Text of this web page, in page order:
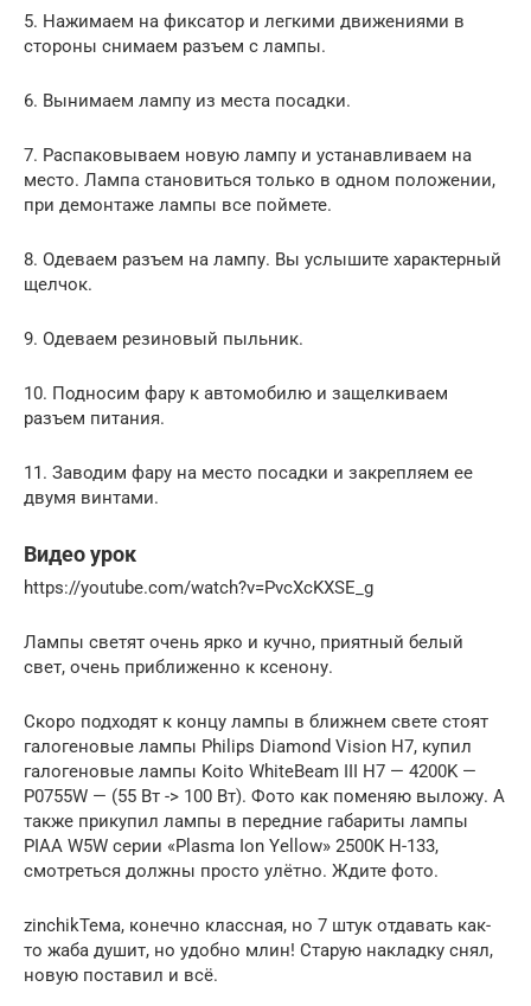
5. Нажимаем на фиксатор и легкими движениями в
стороны снимаем разъем с лампы.
6. Вынимаем лампу из места посадки.
7. Распаковываем новую лампу и устанавливаем на
место. Лампа становиться только в одном положении,
при демонтаже лампы все поймете.
8. Одеваем разъем на лампу. Вы услышите характерный
щелчок.
9. Одеваем резиновый пыльник.
10. Подносим фару к автомобилю и защелкиваем
разъем питания.
11. Заводим фару на место посадки и закрепляем ее
двумя винтами.
Видео урок
https://youtube.com/watch?v=PvcXcKXSE_g
Лампы светят очень ярко и кучно, приятный белый
свет, очень приближенно к ксенону.
Скоро подходят к концу лампы в ближнем свете стоят
галогеновые лампы Philips Diamond Vision H7, купил
галогеновые лампы Koito WhiteBeam III H7 — 4200K —
P0755W — (55 Вт -> 100 Вт). Фото как поменяю выложу. А
также прикупил лампы в передние габариты лампы
PIAA W5W серии «Plasma Ion Yellow» 2500K H-133,
смотреться должны просто улётно. Ждите фото.
zinchikТема, конечно классная, но 7 штук отдавать как-
то жаба душит, но удобно млин! Старую накладку снял,
новую поставил и всё.